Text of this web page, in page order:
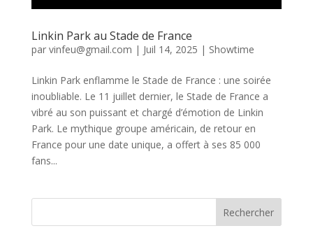
Linkin Park au Stade de France
par vinfeu@gmail.com | Juil 14, 2025 | Showtime
Linkin Park enflamme le Stade de France : une soirée
inoubliable. Le 11 juillet dernier, le Stade de France a
vibré au son puissant et chargé d’émotion de Linkin
Park. Le mythique groupe américain, de retour en
France pour une date unique, a offert à ses 85 000
fans...
Rechercher